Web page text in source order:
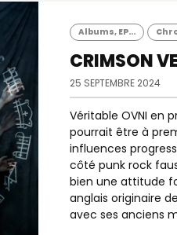
Albums, EP...
CRIMSON
25 SEPTEMBRE 2024
Véritable OVNI en
pourrait être à
influences
côté punk rock
bien une attitude
anglais originaire
avec ses anciens